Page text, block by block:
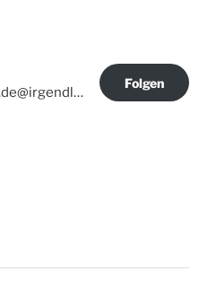
@irgendlink.de@irgendlink.de
Folgen